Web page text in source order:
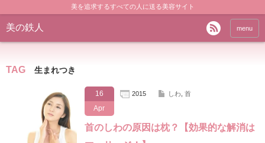
美を追求するすべての人に送る美容サイト
美の鉄人 menu
TAG 生まれつき
16
Apr
2015 しわ, 首
首のしわの原因は枕？【効果的な解消は